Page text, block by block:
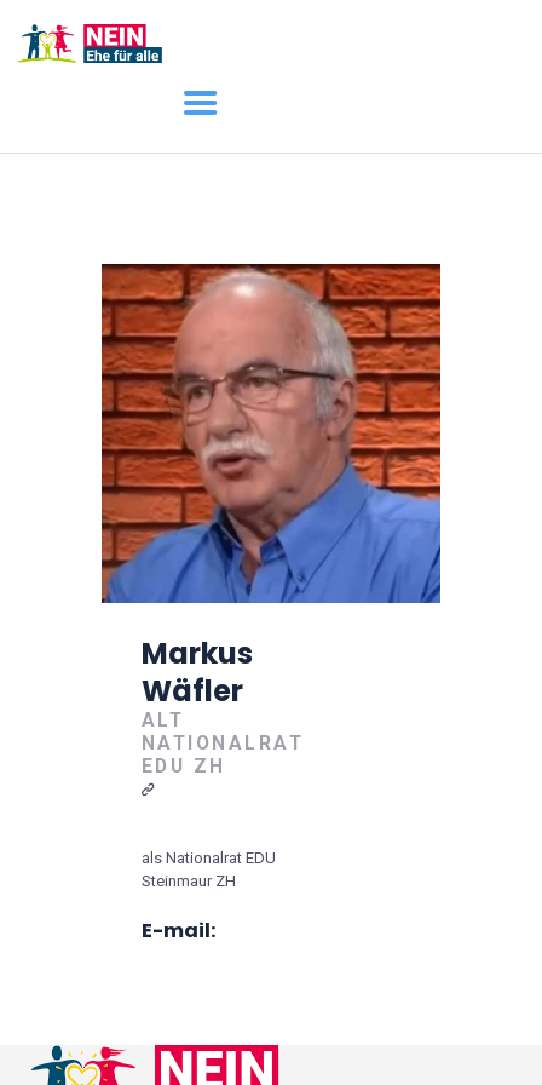
START
ÜBER UNS
DOWNLOADS
Markus
Wäfler
ALT
NATIONALRAT
EDU ZH
als Nationalrat EDU
Steinmaur ZH
E-mail: